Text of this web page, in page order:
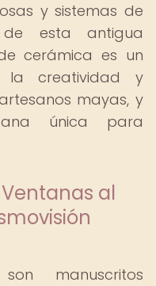
y sistemas de
de esta antigua
cerámica es un
la creatividad y
mayas, y
única para
al
manuscritos